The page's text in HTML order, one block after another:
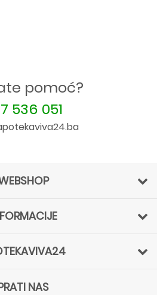
pomoć?
536 051
NAS